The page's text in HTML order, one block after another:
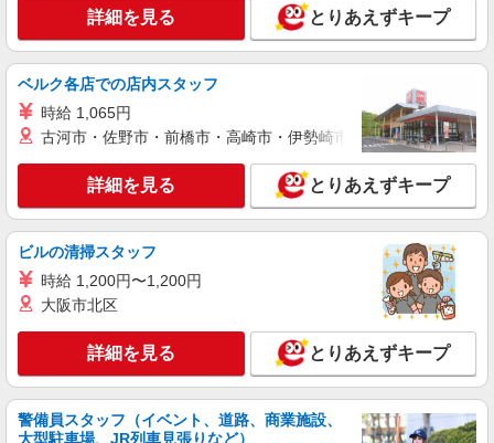
株式会社kotrio /●NG-H-2030689
毎日通うのが楽しみになる＊ホテルのような美
しいサ高住のSTAFF
時給1500円〜2125円 ＜日払い有/週払い有/交
通費全支給(ガソリン代含む)＞
キープ 詳細を見る
派遣社員
株式会社kotrio /●NG-H-1992533
[ 高収入 ]安城駅近く【日収1.2万円】生活支援
員さん大募集！
時給1500円〜2125円 ＜日払い有/週払い有/交
通費全支給(ガソリン代含む)＞
安城市
詳細を見る とりあえずキープ
ベルク各店での店内スタッフ
時給 1,065円
古河市・佐野市・前橋市・高崎市・伊勢崎市・太田市・館林市
詳細を見る とりあえずキープ
ビルの清掃スタッフ
時給 1,200円〜1,200円
大阪市北区
詳細を見る とりあえずキープ
警備員スタッフ（イベント、道路、商業施設、
大型駐車場、JR列車見張りなど）